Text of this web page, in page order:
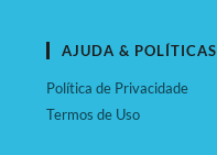
AJUDA & POLÍTICAS
Política de Privacidade
Termos de Uso